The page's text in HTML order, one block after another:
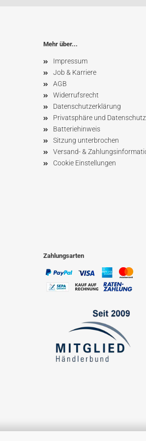
Mehr über...
Impressum
Job & Karriere
AGB
Widerrufsrecht
Datenschutzerklärung
Privatsphäre und Datenschutz
Batteriehinweis
Sitzung unterbrochen
Versand- &
Cookie Einstellungen
Zahlungsarten